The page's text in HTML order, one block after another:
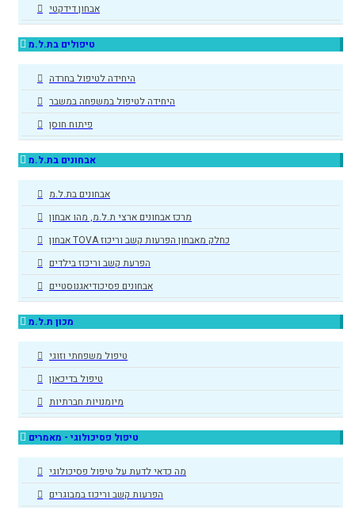
אבחון דידקטי
טיפולים בת.ל.מ
היחידה לטיפול בחרדה
היחידה לטיפול במשפחה במשבר
פיתוח חוסן
אבחונים בת.ל.מ
אבחונים בת.ל.מ
מרכז אבחונים ארצי ת.ל.מ, מהו אבחון
אבחון TOVA כחלק מאבחון הפרעות קשב וריכוז
הפרעת קשב וריכוז בילדים
אבחונים פסיכודיאגנוסטיים
מכון ת.ל.מ
טיפול משפחתי וזוגי
טיפול בדיכאון
מיומנויות חברתיות
טיפול פסיכולוגי - מאמרים
מה כדאי לדעת על טיפול פסיכולוגי
הפרעות קשב וריכוז במבוגרים